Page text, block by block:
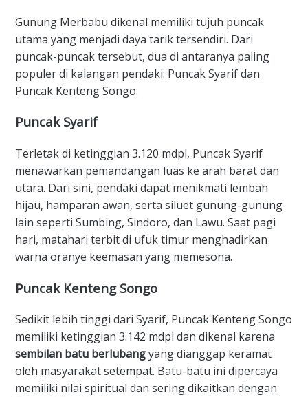
​Gunung Merbabu dikenal memiliki tujuh puncak
utama yang menjadi daya tarik tersendiri. Dari
puncak-puncak tersebut, dua di antaranya paling
populer di kalangan pendaki: Puncak Syarif dan
Puncak Kenteng Songo.
​Puncak Syarif
​Terletak di ketinggian 3.120 mdpl, Puncak Syarif
menawarkan pemandangan luas ke arah barat dan
utara. Dari sini, pendaki dapat menikmati lembah
hijau, hamparan awan, serta siluet gunung-gunung
lain seperti Sumbing, Sindoro, dan Lawu. Saat pagi
hari, matahari terbit di ufuk timur menghadirkan
warna oranye keemasan yang memesona.
​Puncak Kenteng Songo
​Sedikit lebih tinggi dari Syarif, Puncak Kenteng Songo
memiliki ketinggian 3.142 mdpl dan dikenal karena
sembilan batu berlubangyang dianggap keramat
oleh masyarakat setempat. Batu-batu ini dipercaya
memiliki nilai spiritual dan sering dikaitkan dengan